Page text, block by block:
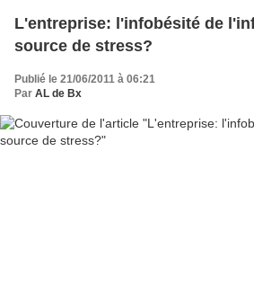
L'entreprise: l'infobésité de
source de stress?
Publié le 21/06/2011 à 06:21
Par AL de Bx